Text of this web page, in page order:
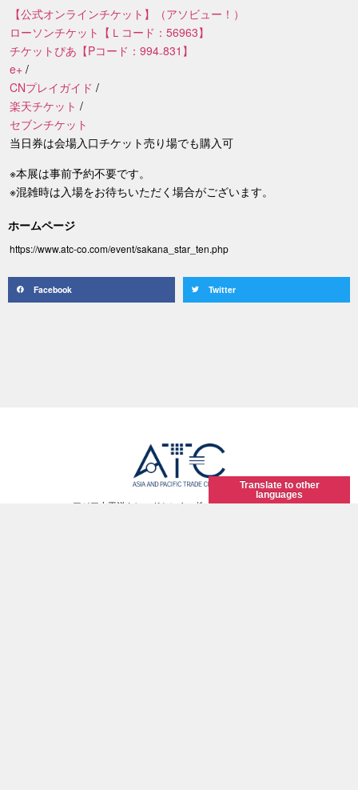
【公式オンラインチケット】（アソビュー！）
ローソンチケット【Ｌコード：56963】
チケットぴあ【Pコード：994₋831】
e+ /
CNプレイガイド /
楽天チケット /
セブンチケット
当日券は会場入口チケット売り場でも購入可
※本展は事前予約不要です。
※混雑時は入場をお待ちいただく場合がございます。
ホームページ
https://www.atc-co.com/event/sakana_star_ten.php
Facebook Twitter
アジア太平洋トレードセンター株式会社 ホール事業部
Translate to other
languages